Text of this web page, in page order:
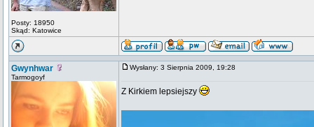
Posty: 18950
Skąd: Katowice
Gwynhwar
Tarmogoyf
Wysłany: 3 Sierpnia 2009, 19:28
Z Kirkiem lepsiejszy